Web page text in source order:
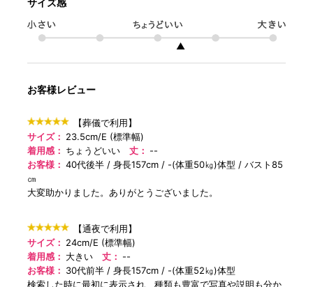
▲
お客様レビュー
【葬儀で利用】
サイズ： 23.5cm/E (標準幅)
着用感： ちょうどいい 丈： --
お客様：40代後半 身長157cm -(体重50㎏)体型
バスト85
㎝
大変助かりました。ありがとうございました。
【通夜で利用】
サイズ： 24cm/E (標準幅)
着用感： 大きい 丈： --
お客様： 30代前半 身長157cm
-(体重52㎏)体型
検索した時に最初に表示され、種類も豊富で写真や説明も分か